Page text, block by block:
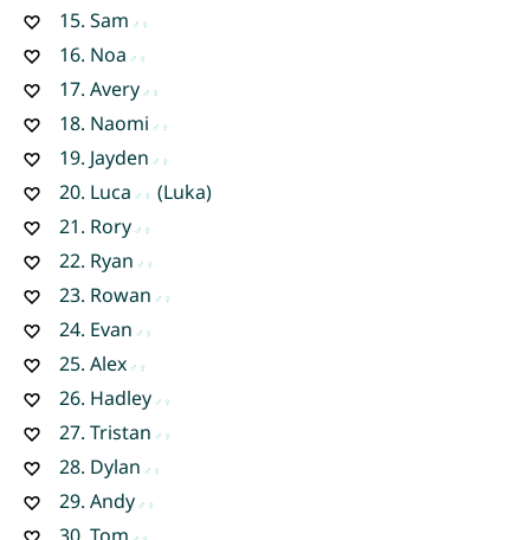
15. Sam
16. Noa
17. Avery
18. Naomi
19. Jayden
20. Luca
(Luka)
21. Rory
22. Ryan
23. Rowan
24. Evan
25. Alex
26. Hadley
27. Tristan
28. Dylan
29. Andy